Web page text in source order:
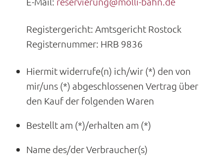
Registergericht: Amtsgericht Rostock
Registernummer: HRB 9836
Hiermit widerrufe(n) ich/wir (*) den von
mir/uns (*) abgeschlossenen Vertrag über
den Kauf der folgenden Waren
Bestellt am (*)/erhalten am (*)
Name des/der Verbraucher(s)